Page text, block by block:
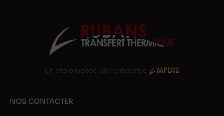
Un site proposé par l'entreprise
NOS CONTACTER